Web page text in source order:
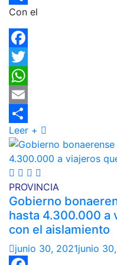
Compartir
Con el
Facebook
Twitter
WhatsApp
Email
Compartir
Leer +
PROVINCIA
Gobierno
hasta 4.300.000 a
con el aislamiento
junio 30, 2021junio